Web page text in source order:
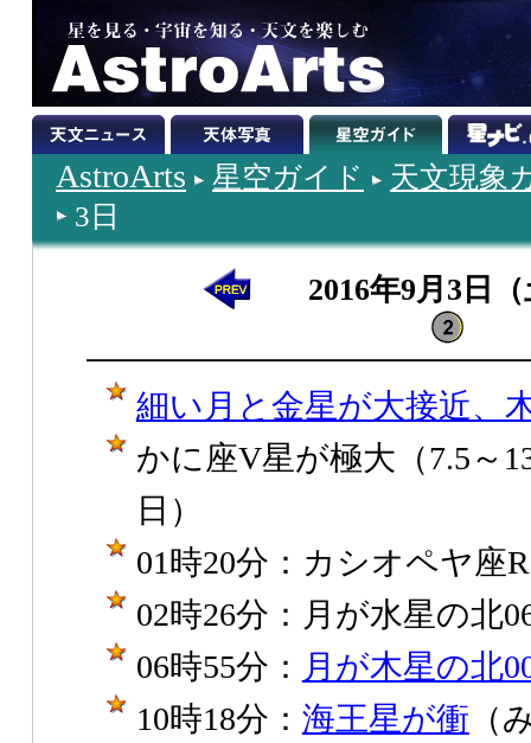
AstroArts 星空ガイド
天文現象
3日
2016年9月3日
細い月と金星が大接近、
かに座V星が極大（7.5～
日）
01時20分：カシオペヤ座
02時26分：月が水星の北
06時55分： 月が木星の北
10時18分： 海王星が衝 （